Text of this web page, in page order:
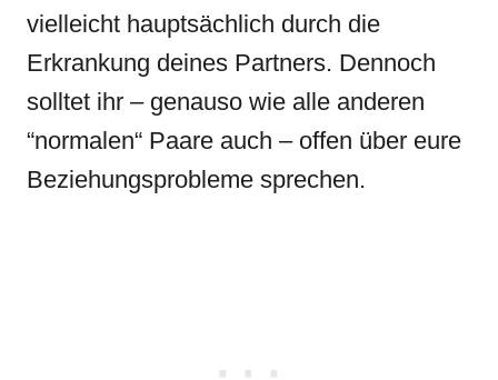
vielleicht hauptsächlich durch die
Erkrankung deines Partners. Dennoch
solltet ihr – genauso wie alle anderen
“normalen“ Paare auch – offen über eure
Beziehungsprobleme sprechen.